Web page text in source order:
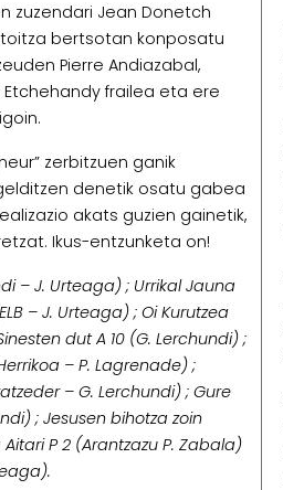
zuzendari Jean Donetch
bertsotan konposatu
Pierre Andiazabal,
Etchehandy frailea eta ere
zerbitzuen ganik
denetik osatu gabea
akats guzien gainetik,
Ikus-entzunketa on!
– J. Urteaga) ; Urrikal Jauna
– J. Urteaga) ; Oi Kurutzea
dut A 10 (G. Lerchundi) ;
– P. Lagrenade) ;
– G. Lerchundi) ; Gure
; Jesusen bihotza zoin
P 2 (Arantzazu P. Zabala)